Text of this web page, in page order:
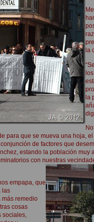
la
la
para que se mueva una hoja,
de factores que
estando la población muy
con nuestras
empapa, que
las
remedio
cosas
sociales,